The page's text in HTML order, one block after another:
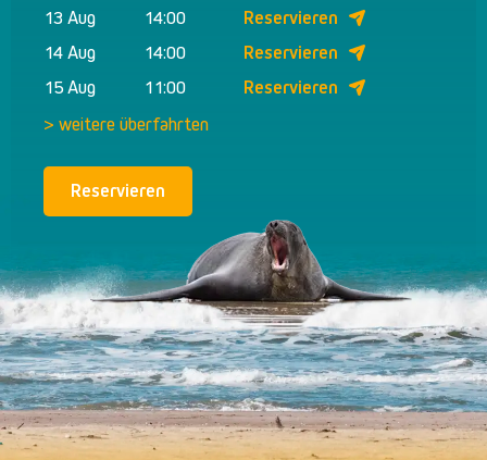
13 Aug
14:00
Reservieren
14 Aug
14:00
Reservieren
15 Aug
11:00
Reservieren
> weitere überfahrten
Reservieren